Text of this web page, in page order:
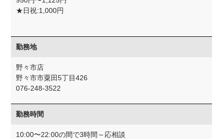
★日祝:1,000円
勤務地
野々市店
野々市市粟田5丁目426
076-248-3522
勤務時間
10:00〜22:00の間で3時間～応相談